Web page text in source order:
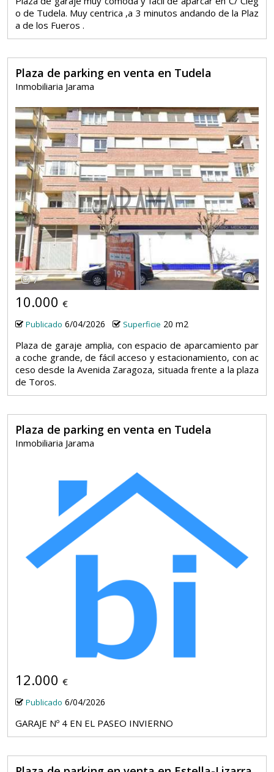
o de Tudela. Muy centrica ,a 3 minutos andando de la Plaz
a de los Fueros .
Plaza de parking en venta en Tudela
Inmobiliaria Jarama
7
10.000 €
Publicado 6/04/2026 Superficie 20 m2
Plaza de garaje amplia, con espacio de aparcamiento par
a coche grande, de fácil acceso y estacionamiento, con ac
ceso desde la Avenida Zaragoza, situada frente a la plaza
de Toros.
Plaza de parking en venta en Tudela
Inmobiliaria Jarama
12.000 €
Publicado 6/04/2026
GARAJE Nº 4 EN EL PASEO INVIERNO